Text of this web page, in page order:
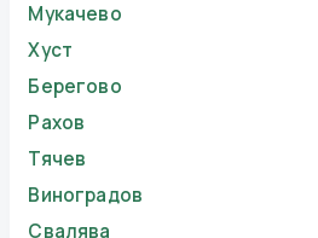
Мукачево
Хуст
Берегово
Рахов
Тячев
Виноградов
Свалява